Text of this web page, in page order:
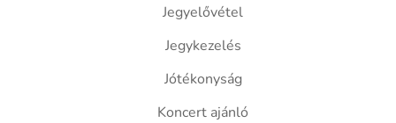
Jegyelővétel
Jegykezelés
Jótékonyság
Koncert ajánló